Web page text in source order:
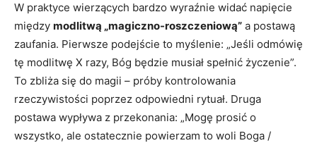
W praktyce wierzących bardzo wyraźnie widać napięcie
między modlitwą „magiczno-roszczeniową” a postawą
zaufania. Pierwsze podejście to myślenie: „Jeśli odmówię
tę modlitwę X razy, Bóg będzie musiał spełnić życzenie”.
To zbliża się do magii – próby kontrolowania
rzeczywistości poprzez odpowiedni rytuał. Druga
postawa wypływa z przekonania: „Mogę prosić o
wszystko, ale ostatecznie powierzam to woli Boga /